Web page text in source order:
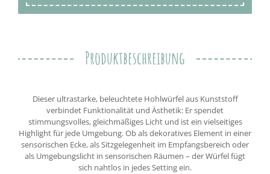
Produktbeschreibung
Dieser ultrastarke, beleuchtete Hohlwürfel aus Kunststoff
verbindet Funktionalität und Ästhetik: Er spendet
stimmungsvolles, gleichmäßiges Licht und ist ein vielseitiges
Highlight für jede Umgebung. Ob als dekoratives Element in einer
sensorischen Ecke, als Sitzgelegenheit im Empfangsbereich oder
als Umgebungslicht in sensorischen Räumen – der Würfel fügt
sich nahtlos in jedes Setting ein.